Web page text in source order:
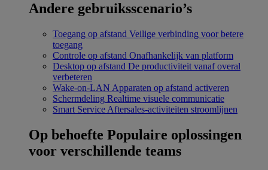
Andere gebruiksscenario’s
Toegang op afstand Veilige verbinding voor betere
toegang
Controle op afstand Onafhankelijk van platform
Desktop op afstand De productiviteit vanaf overal
verbeteren
Wake-on-LAN Apparaten op afstand activeren
Schermdeling Realtime visuele communicatie
Smart Service Aftersales-activiteiten stroomlijnen
Op behoefte Populaire oplossingen
voor verschillende teams